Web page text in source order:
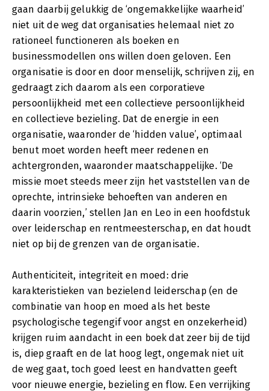
gaan daarbij gelukkig de ‘ongemakkelijke waarheid’
niet uit de weg dat organisaties helemaal niet zo
rationeel functioneren als boeken en
businessmodellen ons willen doen geloven. Een
organisatie is door en door menselijk, schrijven zij, en
gedraagt zich daarom als een corporatieve
persoonlijkheid met een collectieve persoonlijkheid
en collectieve bezieling. Dat de energie in een
organisatie, waaronder de ‘hidden value’, optimaal
benut moet worden heeft meer redenen en
achtergronden, waaronder maatschappelijke. ‘De
missie moet steeds meer zijn het vaststellen van de
oprechte, intrinsieke behoeften van anderen en
daarin voorzien,’ stellen Jan en Leo in een hoofdstuk
over leiderschap en rentmeesterschap, en dat houdt
niet op bij de grenzen van de organisatie.
Authenticiteit, integriteit en moed: drie
karakteristieken van bezielend leiderschap (en de
combinatie van hoop en moed als het beste
psychologische tegengif voor angst en onzekerheid)
krijgen ruim aandacht in een boek dat zeer bij de tijd
is, diep graaft en de lat hoog legt, ongemak niet uit
de weg gaat, toch goed leest en handvatten geeft
voor nieuwe energie, bezieling en flow. Een verrijking